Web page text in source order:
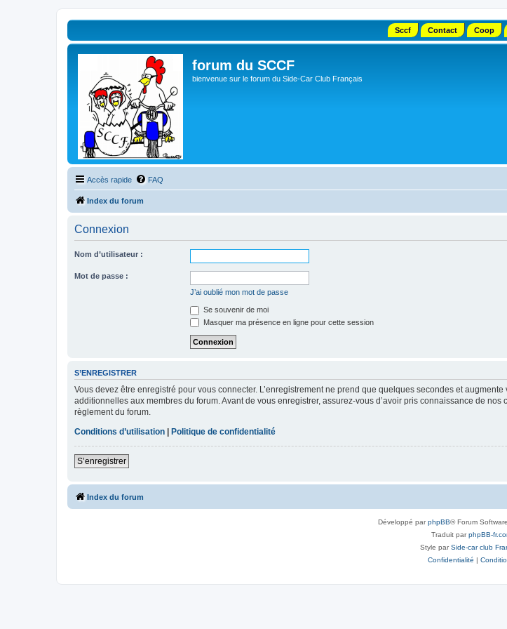
Sccf Contact Coop
forum du SCCF
bienvenue sur le forum du Side-Car Club Français
Accès rapide FAQ
Index du forum
Connexion
Nom d’utilisateur :
Mot de passe :
J’ai oublié mon mot de passe
Se souvenir de moi
Masquer ma présence en ligne pour cette session
S’ENREGISTRER
Vous devez être enregistré pour vous connecter. L’enregistrement ne prend que quelques secondes et
additionnelles aux membres du forum. Avant de vous enregistrer, assurez-vous d’avoir pris connaissance de
règlement du forum.
Conditions d’utilisation | Politique de confidentialité
S’enregistrer
Index du forum
Développé parphpBB® Forum
Traduit parphpBB-
Style parSide-car club
Confidentialité |